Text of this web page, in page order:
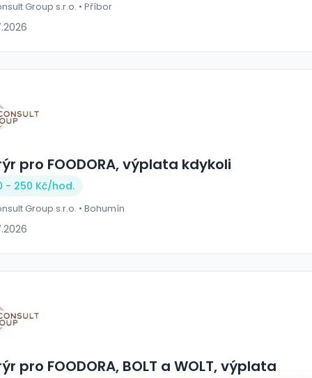
Group s.r.o. • Příbor
pro FOODORA, výplata kdykoli
- 250 Kč/hod.
Group s.r.o. • Bohumín
pro FOODORA, BOLT a WOLT, výplata